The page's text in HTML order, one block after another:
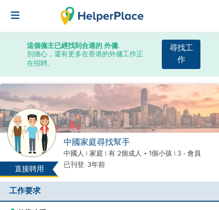
這個僱主已經找到合適的 外傭.
別擔心，還有更多在香港的外傭工作正
在招聘。
尋找工
作
直接聘用
中國家庭尋找幫手
中國人 | 家庭 | 有 2個成人 + 1個小孩 | 3 - 會員
已刊登: 3年前
工作要求